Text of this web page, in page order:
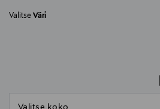
Valitse Väri